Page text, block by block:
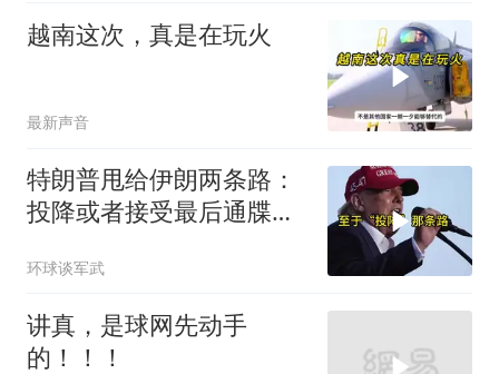
越南这次，真是在玩火
最新声音
特朗普甩给伊朗两条路：
投降或者接受最后通牒，
打下美军一架无人机
环球谈军武
讲真，是球网先动手
的！！！